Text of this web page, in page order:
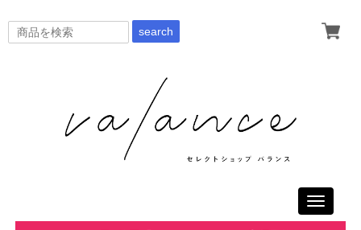
search
Toggle